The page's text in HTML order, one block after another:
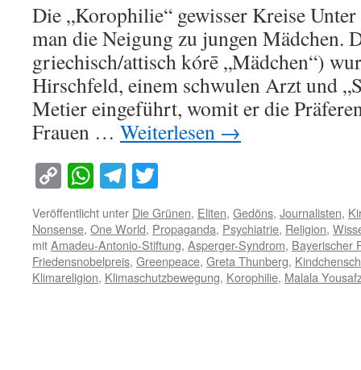
Die „Korophilie“ gewisser Kreise
man die Neigung zu jungen Mädchen.
griechisch/attisch kórē „Mädchen“)
Hirschfeld, einem schwulen Arzt und
Metier eingeführt, womit er die
Frauen … Weiterlesen →
Copy
Link
WhatsApp
Telegram
Veröffentlicht unter Die Grünen, Eliten, Gedöns, Journalisten,
Nonsense, One World, Propaganda, Psychiatrie, Religion,
mitAmadeu-Antonio-Stiftung, Asperger-Syndrom, Bayerischer
Friedensnobelpreis, Greenpeace, Greta Thunberg,
Klimareligion, Klimaschutzbewegung, Korophilie, Malala